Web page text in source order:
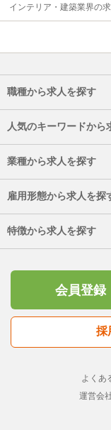
インテリア・建築業界の
職種から求人を探す
人気のキーワードから
業種から求人を探す
雇用形態から求人を探
特徴から求人を探す
会員登録
採
よくあ
運営会